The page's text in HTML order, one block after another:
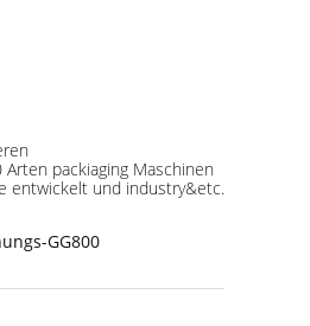
packiaging Maschinen
entwickelt und industry&etc.
GG800